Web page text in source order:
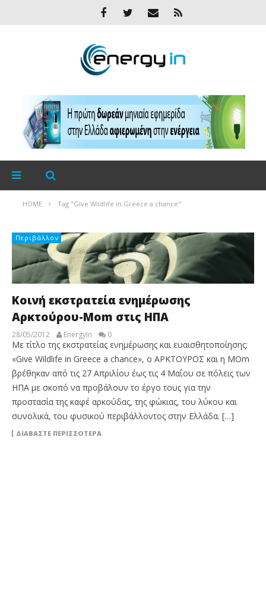
HOME Tag "Give Wildlife in Greece a chance"
Περιβάλλον
Κοινή εκστρατεία ενημέρωσης
Αρκτούρου-Mom στις ΗΠΑ
28/05/2012 EnergyIn 0
Με τίτλο της εκστρατείας ενημέρωσης και ευαισθητοποίησης:
«Give Wildlife in Greece a chance», ο ΑΡΚΤΟΥΡΟΣ και η MΟm
βρέθηκαν από τις 27 Απριλίου έως τις 4 Μαΐου σε πόλεις των
ΗΠΑ με σκοπό να προβάλουν το έργο τους για την
προστασία της καφέ αρκούδας, της φώκιας, του λύκου και
συνολικά, του φυσικού περιβάλλοντος στην Ελλάδα. […]
ΔΙΑΒΆΣΤΕ ΠΕΡΙΣΣΌΤΕΡΑ